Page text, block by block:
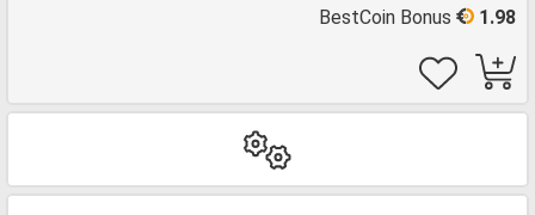
1.98
BestCoin Bonus